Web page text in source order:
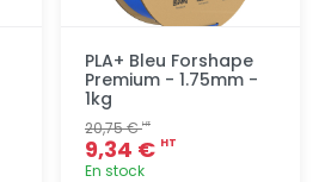
PLA+ Bleu Forshape
Premium - 1.75mm -
1kg
20,75 €HT
9,34 € HT
En stock